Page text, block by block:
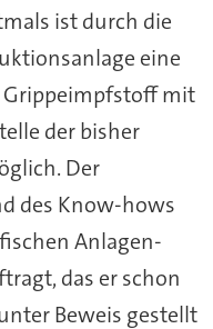
ist durch die
eine
mit
der bisher
Der
des Know-hows
Anlagen-
das er schon
Beweis gestellt